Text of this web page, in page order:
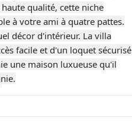
qualité, cette niche
à votre ami à quatre pattes.
décor d'intérieur. La villa
facile et d'un loquet sécurisé
une maison luxueuse qu'il